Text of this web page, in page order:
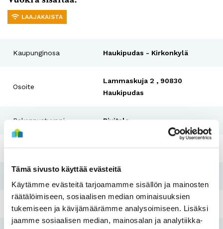
Tämä sivusto käyttää evästeitä
Käytämme evästeitä tarjoamamme sisällön ja mainosten
räätälöimiseen, sosiaalisen median ominaisuuksien
tukemiseen ja kävijämäärämme analysoimiseen. Lisäksi
jaamme sosiaalisen median, mainosalan ja analytiikka-
LAAJAKAISTA
Kaupunginosa Haukipudas - Kirkonkylä
Osoite
Lammaskuja 2 , 90830
Haukipudas
Rakennustyyppi Rivitalo
Hissi Ei